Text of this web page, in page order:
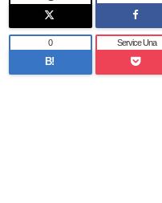
B!
0 Service Una